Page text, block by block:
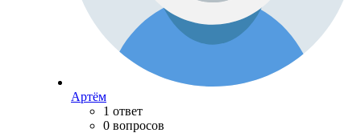
Артём
1 ответ
0 вопросов